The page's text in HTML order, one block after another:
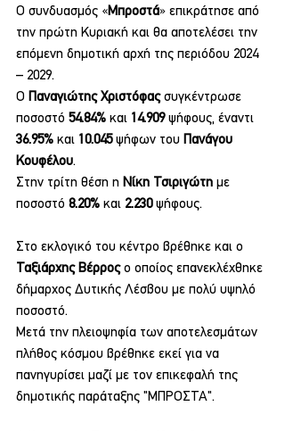
Ο συνδυασμός «Μπροστά» επικράτησε από
την πρώτη Κυριακή και θα αποτελέσει την
επόμενη δημοτική αρχή της περιόδου 2024
– 2029.
Ο Παναγιώτης Χριστόφας συγκέντρωσε
ποσοστό 54.84% και 14.909 ψήφους, έναντι
36.95% και 10.045 ψήφων του Πανάγου
Κουφέλου.
Στην τρίτη θέση η Νίκη Τσιριγώτη με
ποσοστό 8.20% και 2.230 ψήφους.
Στο εκλογικό του κέντρο βρέθηκε και ο
Ταξιάρχης Βέρρος ο οποίος επανεκλέχθηκε
δήμαρχος Δυτικής Λέσβου με πολύ υψηλό
ποσοστό.
Μετά την πλειοψηφία των αποτελεσμάτων
πλήθος κόσμου βρέθηκε εκεί για να
πανηγυρίσει μαζί με τον επικεφαλή της
δημοτικής παράταξης "ΜΠΡΟΣΤΑ".